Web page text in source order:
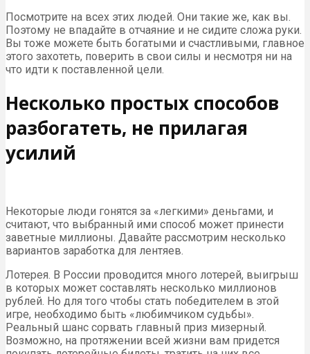
Посмотрите на всех этих людей. Они такие же, как вы.
Поэтому не впадайте в отчаяние и не сидите сложа руки.
Вы тоже можете быть богатыми и счастливыми, главное
этого захотеть, поверить в свои силы и несмотря ни на
что идти к поставленной цели.
Несколько простых способов
разбогатеть, не прилагая
усилий
Некоторые люди гонятся за «легкими» деньгами, и
считают, что выбранный ими способ может принести
заветные миллионы. Давайте рассмотрим несколько
вариантов заработка для лентяев.
Лотерея. В России проводится много лотерей, выигрыш
в которых может составлять несколько миллионов
рублей. Но для того чтобы стать победителем в этой
игре, необходимо быть «любимчиком судьбы».
Реальный шанс сорвать главный приз мизерный.
Возможно, на протяжении всей жизни вам придется